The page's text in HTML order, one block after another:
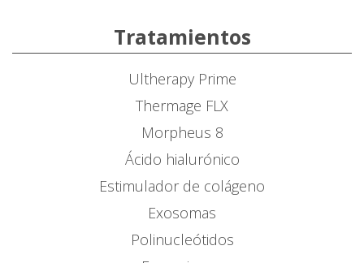
Tratamientos
Ultherapy Prime
Thermage FLX
Morpheus 8
Ácido hialurónico
Estimulador de colágeno
Exosomas
Polinucleótidos